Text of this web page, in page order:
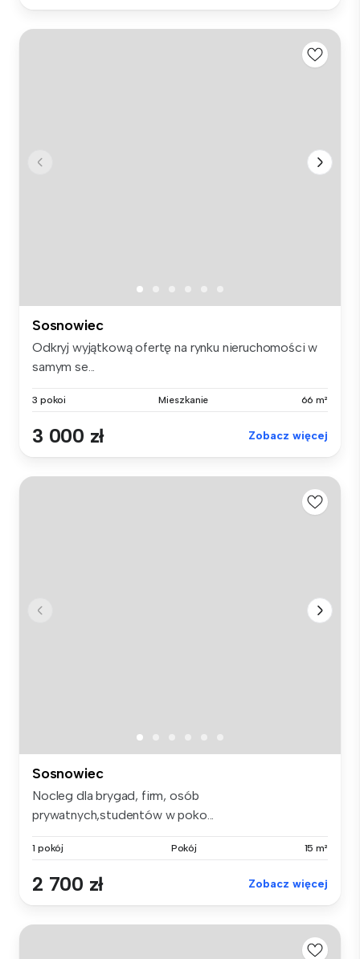
Sosnowiec
Odkryj wyjątkową ofertę na rynku nieruchomości w
samym se...
3 pokoi Mieszkanie 66 m²
3 000 zł Zobacz więcej
Sosnowiec
Nocleg dla brygad, firm, osób
prywatnych,studentów w poko...
1 pokój Pokój 15 m²
2 700 zł Zobacz więcej